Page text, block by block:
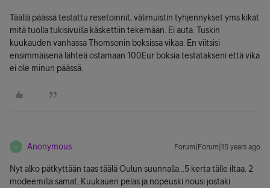
Täällä päässä testattu resetoinnit, välimuistin tyhjennykset yms kikat
mitä tuolla tukisivuilla käskettiin tekemään. Ei auta. Tuskin
kuukauden vanhassa Thomsonin boksissa vikaa. En viitsisi
ensimmäisenä lähteä ostamaan 100Eur boksia testatakseni että vika
ei ole minun päässä.
A Anonymous Forum|Forum|15 years ago
Nyt alko pätkyttään taas täälä Oulun suunnalla...5 kerta tälle iltaa. 2
modeemilla samat. Kuukauen pelas ja nopeuski nousi jostaki